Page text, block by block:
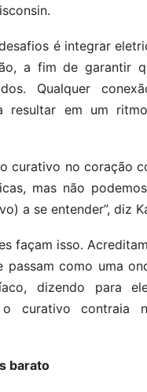
é integrar
a fim de garantir
Qualquer
resultar em um
curativo no coração
mas não
a se entender”, diz
façam isso.
passam como uma
dizendo para
curativo contraia
barato